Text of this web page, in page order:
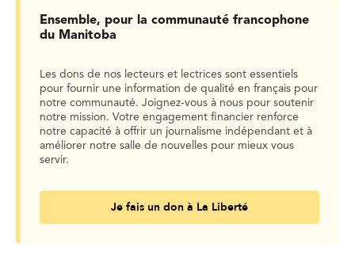
Ensemble, pour la communauté francophone
du Manitoba
Les dons de nos lecteurs et lectrices sont essentiels
pour fournir une information de qualité en français pour
notre communauté. Joignez-vous à nous pour soutenir
notre mission. Votre engagement financier renforce
notre capacité à offrir un journalisme indépendant et à
améliorer notre salle de nouvelles pour mieux vous
servir.
Je fais un don à La Liberté